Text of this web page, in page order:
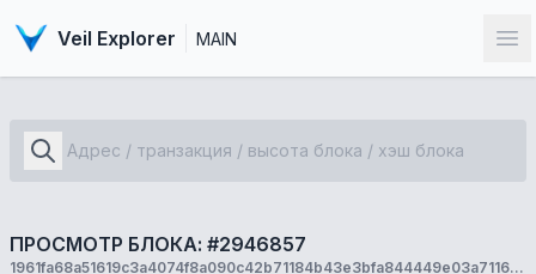
Veil Explorer MAIN
ПРОСМОТР БЛОКА: #2946857
1961fa68a51619c3a4074f8a090c42b71184b43e3bfa844449e03a7116a7e6f8